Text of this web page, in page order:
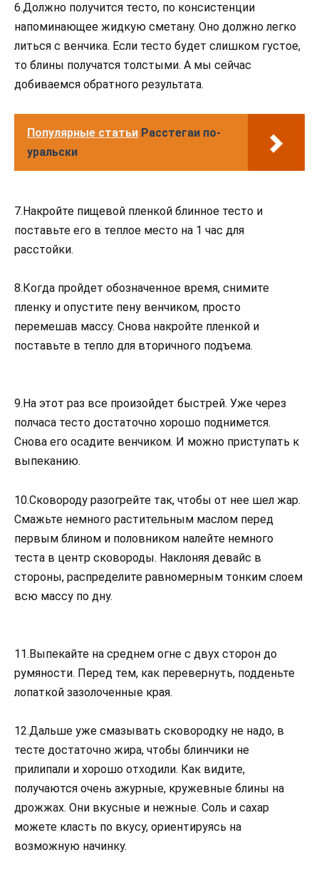
6.Должно получится тесто, по консистенции
напоминающее жидкую сметану. Оно должно легко
литься с венчика. Если тесто будет слишком густое,
то блины получатся толстыми. А мы сейчас
добиваемся обратного результата.
Популярные статьи Расстегаи по-
уральски
7.Накройте пищевой пленкой блинное тесто и
поставьте его в теплое место на 1 час для
расстойки.
8.Когда пройдет обозначенное время, снимите
пленку и опустите пену венчиком, просто
перемешав массу. Снова накройте пленкой и
поставьте в тепло для вторичного подъема.
9.На этот раз все произойдет быстрей. Уже через
полчаса тесто достаточно хорошо поднимется.
Снова его осадите венчиком. И можно приступать к
выпеканию.
10.Сковороду разогрейте так, чтобы от нее шел жар.
Смажьте немного растительным маслом перед
первым блином и половником налейте немного
теста в центр сковороды. Наклоняя девайс в
стороны, распределите равномерным тонким слоем
всю массу по дну.
11.Выпекайте на среднем огне с двух сторон до
румяности. Перед тем, как перевернуть, подденьте
лопаткой зазолоченные края.
12.Дальше уже смазывать сковородку не надо, в
тесте достаточно жира, чтобы блинчики не
прилипали и хорошо отходили. Как видите,
получаются очень ажурные, кружевные блины на
дрожжах. Они вкусные и нежные. Соль и сахар
можете класть по вкусу, ориентируясь на
возможную начинку.